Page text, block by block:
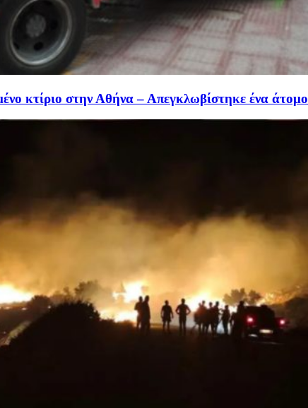
κτίριο στην Αθήνα – Απεγκλωβίστηκε ένα άτομο